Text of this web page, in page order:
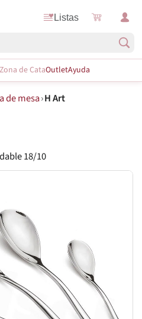
Listas
Zona de CataOutletAyuda
de mesa›H Art
18/10